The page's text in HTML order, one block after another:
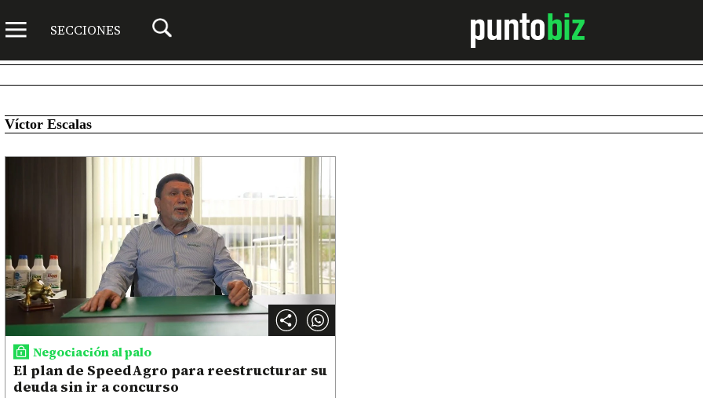
SECCIONES
Víctor Escalas
Negociación al palo
El plan de SpeedAgro para reestructurar su
deuda sin ir a concurso